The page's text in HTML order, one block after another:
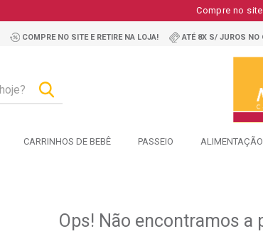
Compre no
COMPRE NO SITE E RETIRE NA LOJA! ATÉ 8X S/ JUROS NO
CARRINHOS DE BEBÊ PASSEIO ALIMENTAÇÃO
Ops! Não encontramos a